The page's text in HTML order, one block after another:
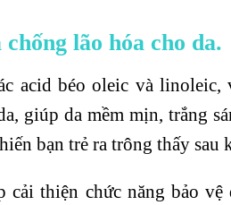
lão hóa cho da.
acid béo oleic và linoleic,
giúp da mềm mịn, trắng
bạn trẻ ra trông thấy sau
thiện chức năng bảo